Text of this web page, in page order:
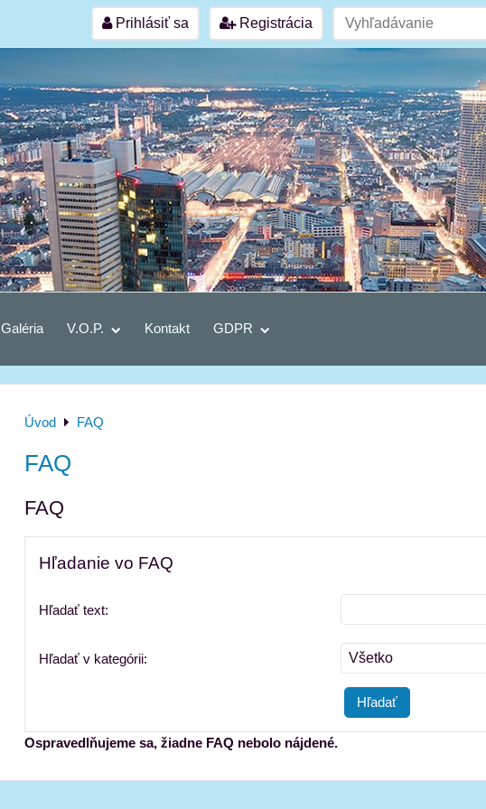
Prihlásiť sa Registrácia
Galéria V.O.P. Kontakt GDPR
Úvod FAQ
FAQ
FAQ
Hľadanie vo FAQ
Hľadať text:
Hľadať v kategórii: Všetko
Hľadať
Ospravedlňujeme sa, žiadne FAQ nebolo nájdené.